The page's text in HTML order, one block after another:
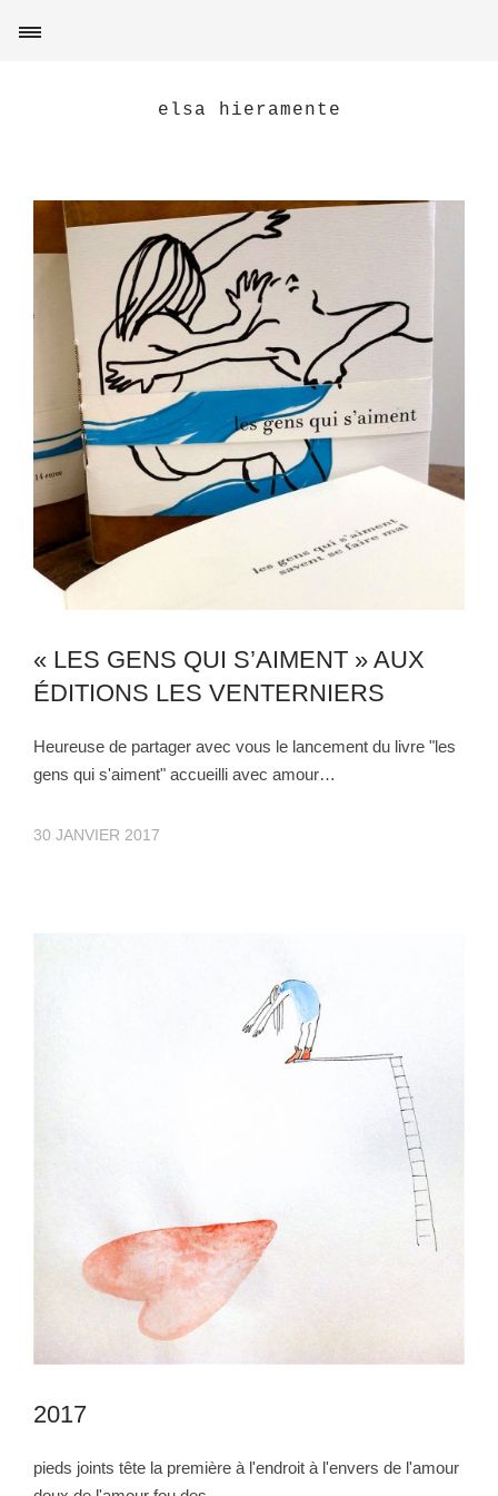
elsa hieramente
« LES GENS QUI S’AIMENT » AUX
ÉDITIONS LES VENTERNIERS
Heureuse de partager avec vous le lancement du livre "les
gens qui s'aiment" accueilli avec amour…
30 JANVIER 2017
2017
pieds joints tête la première à l'endroit à l'envers de l'amour